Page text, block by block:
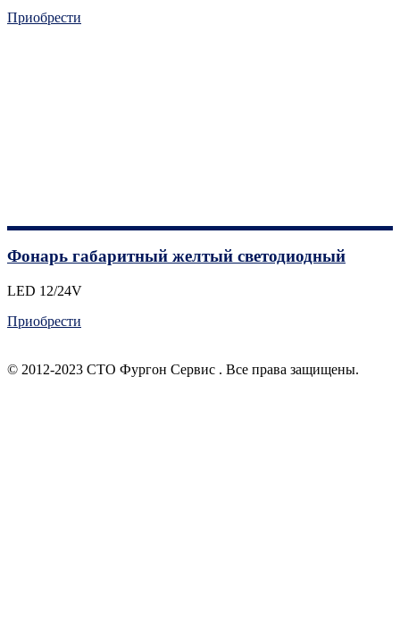
Приобрести
Фонарь габаритный желтый светодиодный
LED 12/24V
Приобрести
© 2012-2023 СТО Фургон Сервис . Все права защищены.